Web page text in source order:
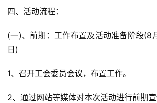
四、活动流程：
(一)、前期：工作布置及活动准备阶段
日)
1、召开工会委员会议，布置工作。
2、通过网站等媒体对本次活动进行前期宣